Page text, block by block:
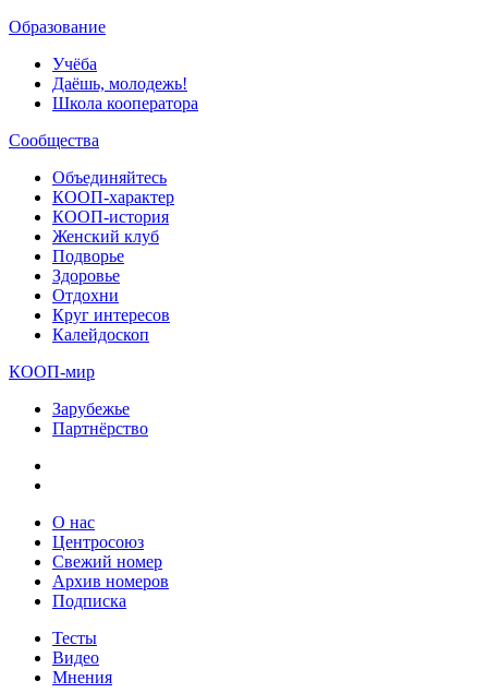
Образование
Учёба
Даёшь, молодежь!
Школа кооператора
Сообщества
Объединяйтесь
КООП-характер
КООП-история
Женский клуб
Подворье
Здоровье
Отдохни
Круг интересов
Калейдоскоп
КООП-мир
Зарубежье
Партнёрство
О нас
Центросоюз
Свежий номер
Архив номеров
Подписка
Тесты
Видео
Мнения